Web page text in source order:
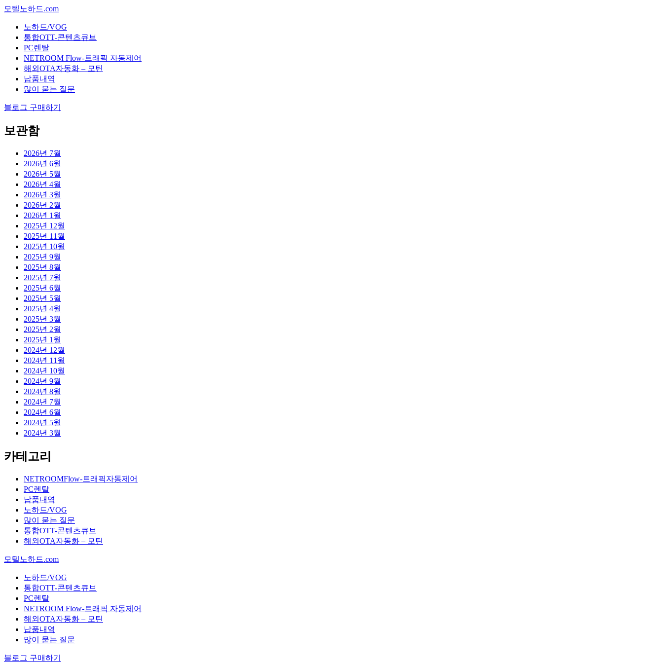
모텔노하드.com
노하드/VOG
통합OTT-콘텐츠큐브
PC렌탈
NETROOM Flow-트래픽 자동제어
해외OTA자동화 – 모틴
납품내역
많이 묻는 질문
블로그 구매하기
보관함
2026년 7월
2026년 6월
2026년 5월
2026년 4월
2026년 3월
2026년 2월
2026년 1월
2025년 12월
2025년 11월
2025년 10월
2025년 9월
2025년 8월
2025년 7월
2025년 6월
2025년 5월
2025년 4월
2025년 3월
2025년 2월
2025년 1월
2024년 12월
2024년 11월
2024년 10월
2024년 9월
2024년 8월
2024년 7월
2024년 6월
2024년 5월
2024년 3월
카테고리
NETROOMFlow-트래픽자동제어
PC렌탈
납품내역
노하드/VOG
많이 묻는 질문
통합OTT-콘텐츠큐브
해외OTA자동화 – 모틴
모텔노하드.com
노하드/VOG
통합OTT-콘텐츠큐브
PC렌탈
NETROOM Flow-트래픽 자동제어
해외OTA자동화 – 모틴
납품내역
많이 묻는 질문
블로그 구매하기